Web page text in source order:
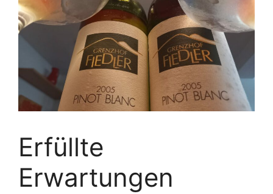
Erfüllte
Erwartungen